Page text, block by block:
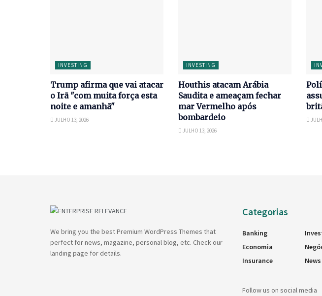
INVESTING
Trump afirma que vai atacar
o Irã "com muita força esta
noite e amanhã"
JULHO 13, 2026
INVESTING
Houthis atacam Arábia
Saudita e ameaçam fechar
mar Vermelho após
bombardeio
JULHO 13, 2026
We bring you the best Premium WordPress Themes that
perfect for news, magazine, personal blog, etc. Check our
landing page for details.
Categorias
Banking
Economia
Insurance
News
Follow us on social media